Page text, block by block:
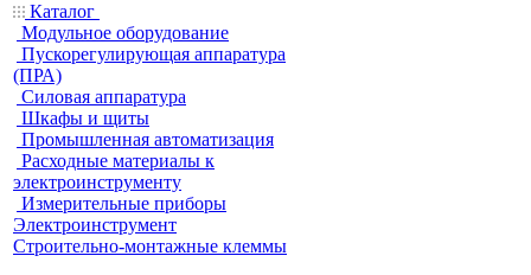
Каталог
Модульное оборудование
Пускорегулирующая аппаратура
(ПРА)
Силовая аппаратура
Шкафы и щиты
Промышленная автоматизация
Расходные материалы к
электроинструменту
Измерительные приборы
Электроинструмент
Строительно-монтажные клеммы